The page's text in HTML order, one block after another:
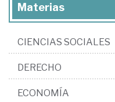
Materias
CIENCIAS SOCIALES
DERECHO
ECONOMÍA